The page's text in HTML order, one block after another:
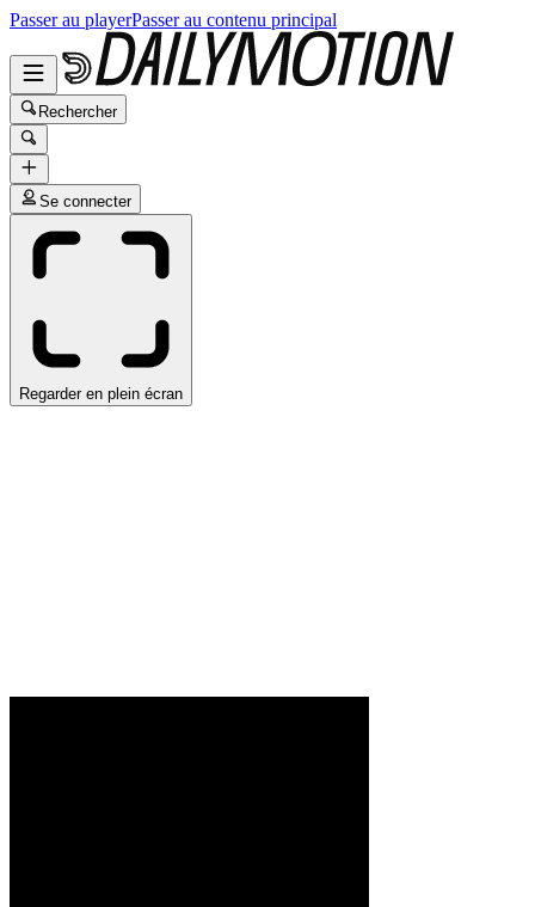
Passer au playerPasser au contenu principal
Rechercher
Se connecter
Regarder en plein écran